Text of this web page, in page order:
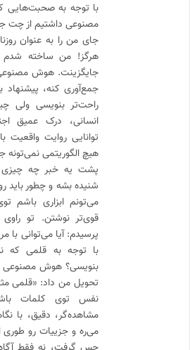
با توجه به صحبت‌هایی
مصنوعی داشتیم از چت
جای من را به عنوان
هرگز! من ساخته
جایگزینت. هوش
جمع‌آوری کنه،
راحت‌تر بنویسی ولی
انسانی، درک عمیق
توانایی روایت
هیچ الگوریتمی
پشت یه خبر چه چیزی
شنیده بشه و چطور باید
می‌تونم ابزاری باشم
قوی‌تر نوشتن. تو
پرسیدم: آیا می‌توانی با
با توجه به قلمی که
بنویسی؟ هوش مصنوعی
تحویل من داد: «قلمی
نفس توی کلمات
مشاهده‌گر، دقیق، با
می‌ره و جزییات رو